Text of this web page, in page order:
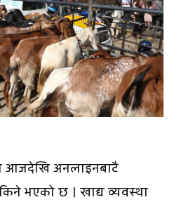
आजदेखि अनलाइनबाटै
भएको छ । खाद्य व्यवस्था